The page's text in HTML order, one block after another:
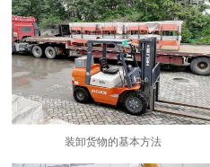
装卸货物的基本方法